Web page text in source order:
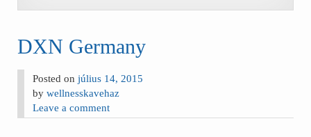
DXN Germany
Posted onjúlius 14, 2015
bywellnesskavehaz
Leave a comment